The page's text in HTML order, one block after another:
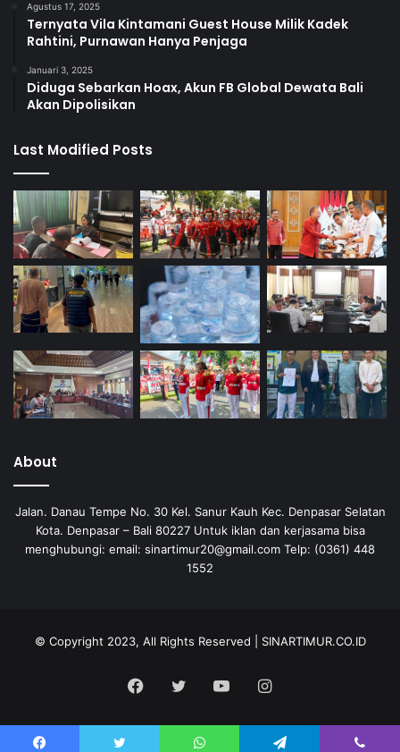
Agustus 17, 2025
Ternyata Vila Kintamani Guest House Milik Kadek
Rahtini, Purnawan Hanya Penjaga
Januari 3, 2025
Diduga Sebarkan Hoax, Akun FB Global Dewata Bali
Akan Dipolisikan
Last Modified Posts
About
Jalan. Danau Tempe No. 30 Kel. Sanur Kauh Kec. Denpasar Selatan
Kota. Denpasar – Bali 80227 Untuk iklan dan kerjasama bisa
menghubungi: email: sinartimur20@gmail.com Telp: (0361) 448
1552
© Copyright 2023, All Rights Reserved | SINARTIMUR.CO.ID
Facebook
Twitter YouTubeInstagram